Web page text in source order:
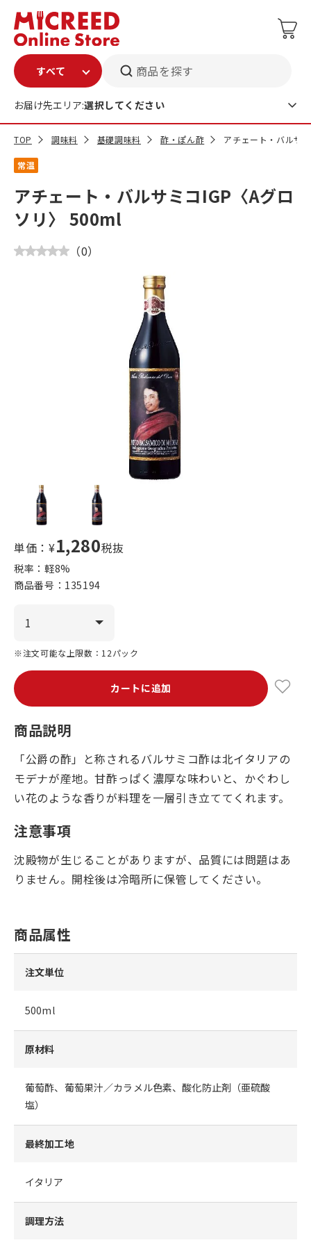
商品を探す
お届け先エリア:選択してください
TOP 調味料 基礎調味料 酢・ぽん酢 アチェート・バルサ
常温
アチェート・バルサミコIGP〈Aグロ
ソリ〉 500ml
（0）
単価：¥1,280税抜
税率：軽8%
商品番号： 135194
※注文可能な上限数：12パック
カートに追加
商品説明
「公爵の酢」と称されるバルサミコ酢は北イタリアの
モデナが産地。甘酢っぱく濃厚な味わいと、かぐわし
い花のような香りが料理を一層引き立ててくれます。
注意事項
沈殿物が生じることがありますが、品質には問題はあ
りません。開栓後は冷暗所に保管してください。
商品属性
注文単位
500ml
原材料
葡萄酢、葡萄果汁／カラメル色素、酸化防止剤（亜硫酸
塩）
最終加工地
イタリア
調理方法